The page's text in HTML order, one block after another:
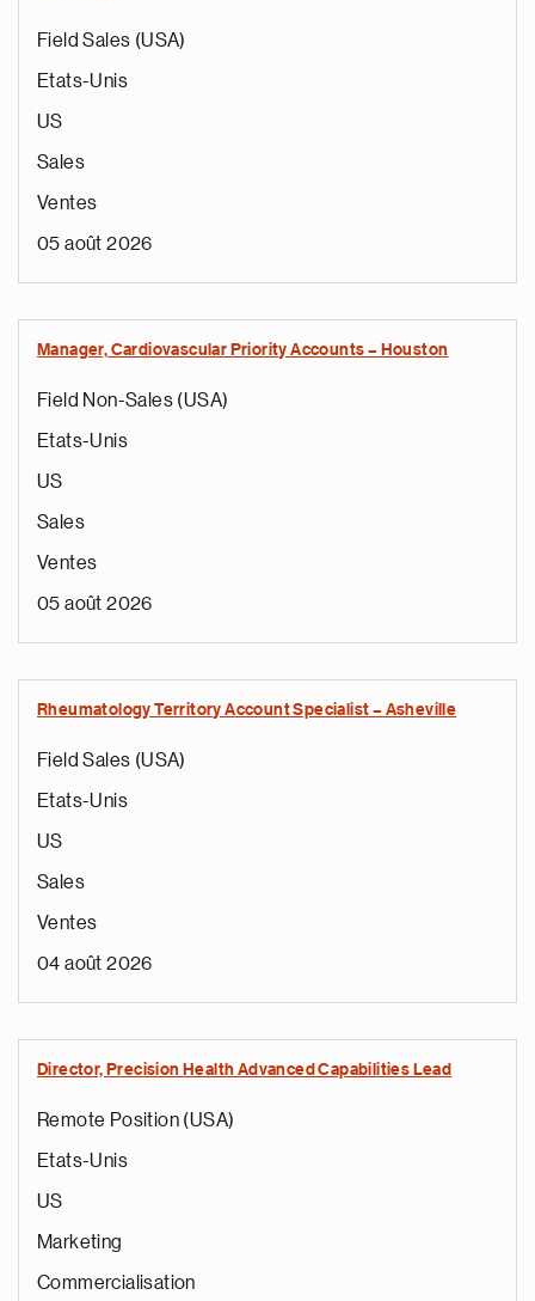
Field Sales (USA)
Etats-Unis
US
Sales
Ventes
05 août 2026
Manager, Cardiovascular Priority Accounts – Houston
Field Non-Sales (USA)
Etats-Unis
US
Sales
Ventes
05 août 2026
Rheumatology Territory Account Specialist – Asheville
Field Sales (USA)
Etats-Unis
US
Sales
Ventes
04 août 2026
Director, Precision Health Advanced Capabilities Lead
Remote Position (USA)
Etats-Unis
US
Marketing
Commercialisation